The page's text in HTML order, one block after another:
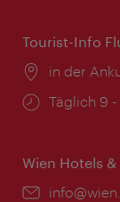
Tourist-Info
Ort:
in der
Täglich 9 -
Wien Hotels
Email: